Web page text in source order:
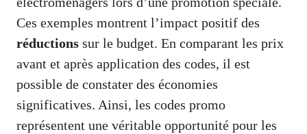
Ces exemples montrent l’impact positif des
réductions sur le budget. En comparant les prix
avant et après application des codes, il est
possible de constater des économies
significatives. Ainsi, les codes promo
représentent une véritable opportunité pour les